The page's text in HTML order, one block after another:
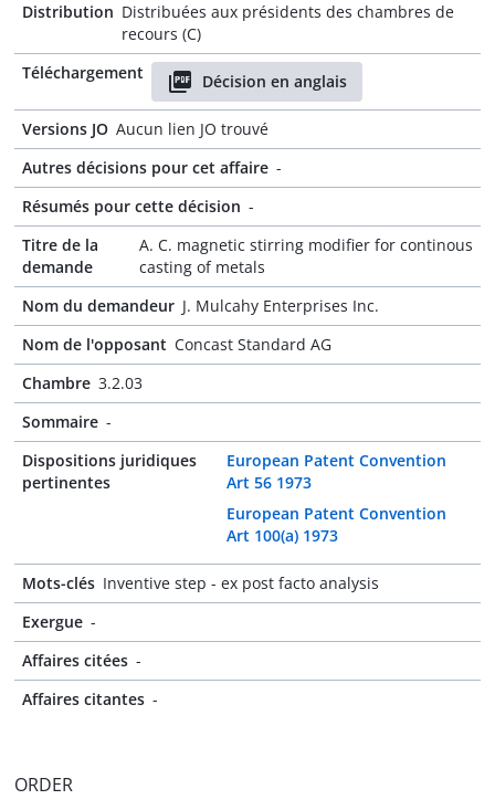
Distribution Distribuées aux présidents des chambres de
recours (C)
Téléchargement
Décision en anglais
Versions JO Aucun lien JO trouvé
Autres décisions pour cet affaire -
Résumés pour cette décision -
Titre de la
demande
A. C. magnetic stirring modifier for continous
casting of metals
Nom du demandeur J. Mulcahy Enterprises Inc.
Nom de l'opposant Concast Standard AG
Chambre 3.2.03
Sommaire -
Dispositions juridiques
pertinentes
European Patent Convention
Art 56 1973
European Patent Convention
Art 100(a) 1973
Mots-clés Inventive step - ex post facto analysis
Exergue -
Affaires citées -
Affaires citantes -
ORDER